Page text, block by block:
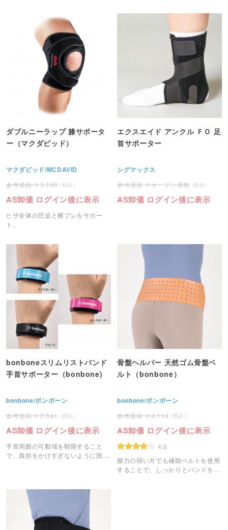
ダブルニーラップ 膝サポータ
ー（マクダビッド）
マクダビッド/MCDAVID
3,190
AS卸価 ログイン後に表示
ヒザ全体の圧迫と横ブレをサポー
ト。
エクスエイド アンクル ＦＯ 足
首サポーター
シグマックス
オープン価格
AS卸価 ログイン後に表示
bonboneスリムリストバンド
手首サポーター（bonbone)
bonbone/ボンボーン
2,541
AS卸価 ログイン後に表示
手首周囲の可動域を制限すること
で、負担をかけすぎないように固定
骨盤ヘルパー 天然ゴム骨盤ベ
ルト（bonbone）
bonbone/ボンボーン
4,114
AS卸価 ログイン後に表示
4.0
握力の弱い方でも補助ベルトを使用
することで、しっかりとバンドを装